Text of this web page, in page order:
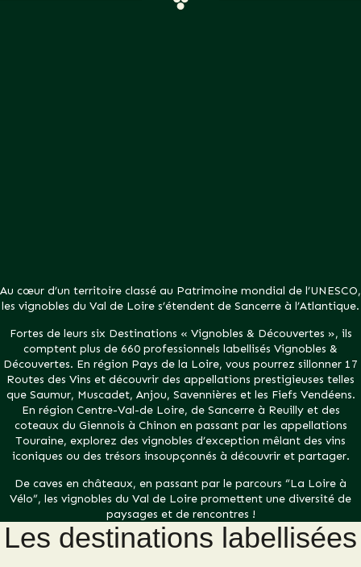
Au cœur d’un territoire classé au Patrimoine mondial de l’UNESCO,
les vignobles du Val de Loire s’étendent de Sancerre à l’Atlantique.
Fortes de leurs six Destinations « Vignobles & Découvertes », ils
comptent plus de 660 professionnels labellisés Vignobles &
Découvertes. En région Pays de la Loire, vous pourrez sillonner 17
Routes des Vins et découvrir des appellations prestigieuses telles
que Saumur, Muscadet, Anjou, Savennières et les Fiefs Vendéens.
En région Centre-Val-de Loire, de Sancerre à Reuilly et des
coteaux du Giennois à Chinon en passant par les appellations
Touraine, explorez des vignobles d’exception mêlant des vins
iconiques ou des trésors insoupçonnés à découvrir et partager.
De caves en châteaux, en passant par le parcours “La Loire à
Vélo”, les vignobles du Val de Loire promettent une diversité de
paysages et de rencontres !
Les destinations labellisées